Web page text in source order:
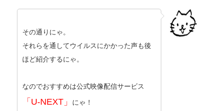
その通りにゃ。
それらを通してウイルスにかかった声も後
ほど紹介するにゃ。
なのでおすすめは公式映像配信サービス
「U-NEXT」 にゃ！